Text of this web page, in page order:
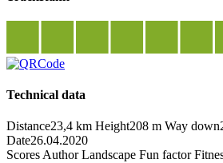
Technical data
Distance23,4 km Height208 m Way down
Date26.04.2020
Scores Author Landscape Fun factor